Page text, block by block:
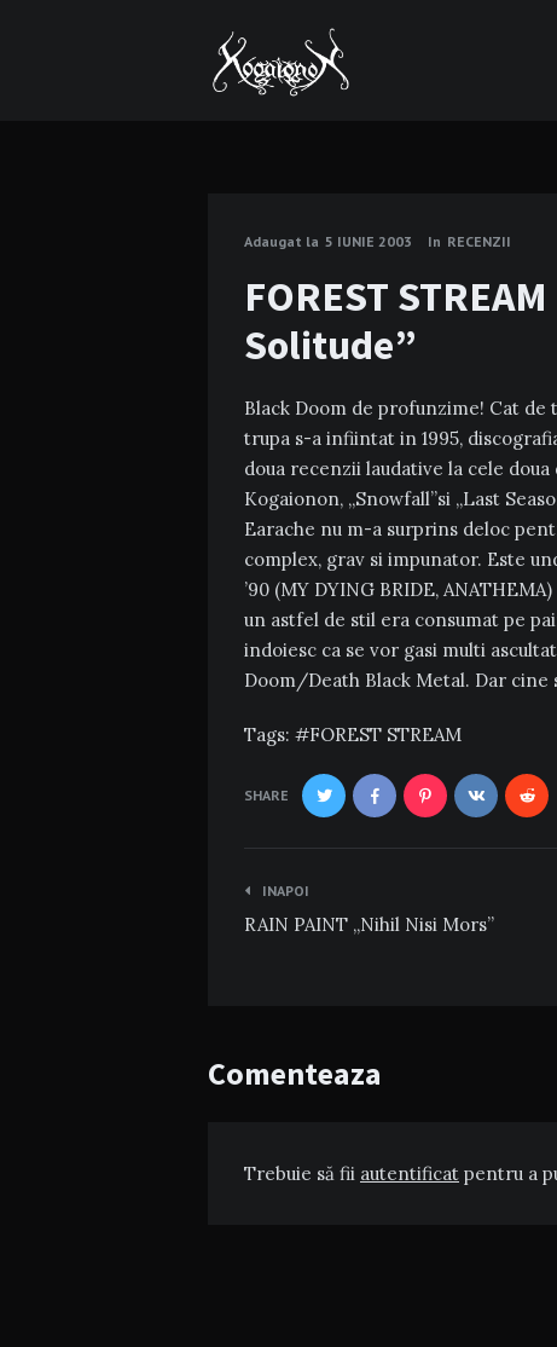
Adaugat la 5 IUNIE 2003 In RECENZII
FOREST
Solitude”
Black Doom de profunzime! Cat
trupa s-a infiintat in 1995,
doua recenzii laudative la cele
Kogaionon, „Snowfall”si „Last
Earache nu m-a surprins deloc
complex, grav si impunator. Este
’90 (MY DYING BRIDE,
un astfel de stil era consumat pe
indoiesc ca se vor gasi multi
Doom/Death Black Metal. Dar cine
Tags: FOREST STREAM
SHARE
Navigare
în
INAPOI
RAIN PAINT „Nihil Nisi Mors”
Comenteaza
Trebuie să fii autentificat pentru a